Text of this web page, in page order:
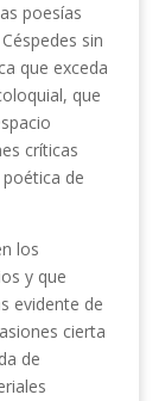
poesías
sin
que exceda
que
críticas
de
los
y que
evidente de
cierta
de